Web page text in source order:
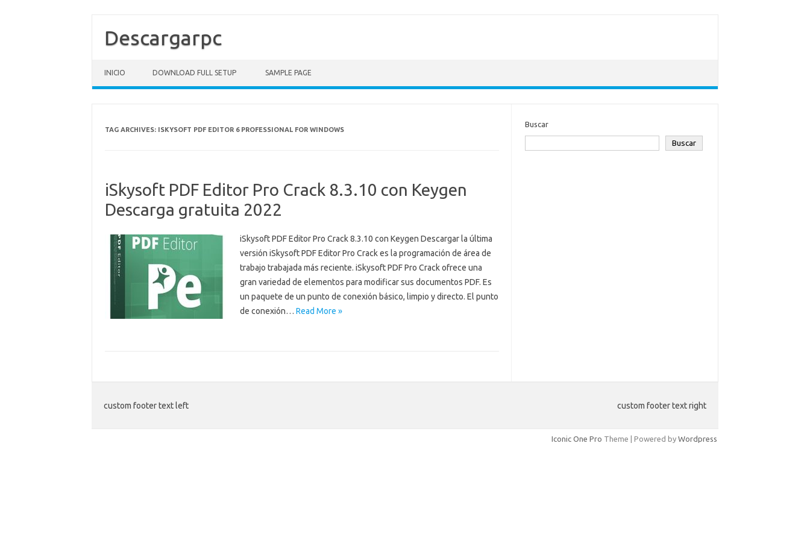
Descargarpc
INICIO DOWNLOAD FULL SETUP SAMPLE PAGE
TAG ARCHIVES: ISKYSOFT PDF EDITOR 6 PROFESSIONAL FOR WINDOWS
iSkysoft PDF Editor Pro Crack 8.3.10 con Keygen
Descarga gratuita 2022
iSkysoft PDF Editor Pro Crack 8.3.10 con Keygen Descargar la última
versión iSkysoft PDF Editor Pro Crack es la programación de área de
trabajo trabajada más reciente. iSkysoft PDF Pro Crack ofrece una
gran variedad de elementos para modificar sus documentos PDF. Es
un paquete de un punto de conexión básico, limpio y directo. El punto
de conexión… Read More »
Buscar
Buscar
custom footer text left custom footer text right
Iconic One Pro Theme | Powered by Wordpress